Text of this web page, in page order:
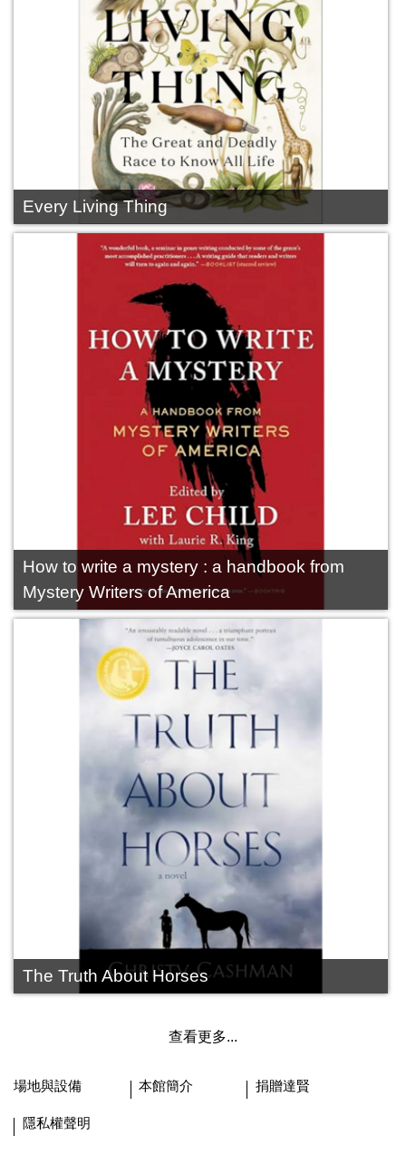
Every Living Thing
How to write a mystery : a handbook from
Mystery Writers of America
The Truth About Horses
查看更多...
場地與設備 本館簡介 捐贈達賢
隱私權聲明